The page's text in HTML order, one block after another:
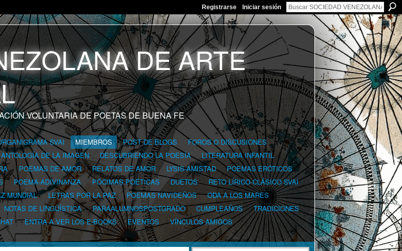
Registrarse Iniciar sesión
VOLUNTARIA DE POETAS DE BUENA FE
SVAI MIEMBROS POST DE BLOGS
FOROS O DISCUSIONES
ANTOLOGÍA DE LA IMAGEN DESCUBRIENDO LA POESÍA
LITERATURA INFANTIL
POEMAS DE AMOR RELATOS DE AMOR LYSIS-AMISTAD
POEMAS ERÓTICOS
POEMA-ADIVINANZA PÓCIMAS POÉTICAS DUETOS
RETO LÍRICO-CLÁSICO SVAI
MUNDIAL LETRAS POR LA PAZ POEMAS NAVIDEÑOS
ODA A LOS MARES
NOTAS DE LINGÜÍSTICA PARAALUMNOSPOSTGRADO CUMPLEAÑOS
TRADICIONES
ENTRA A VER LOS E-BOOKS EVENTOS
VÍNCULOS AMIGOS